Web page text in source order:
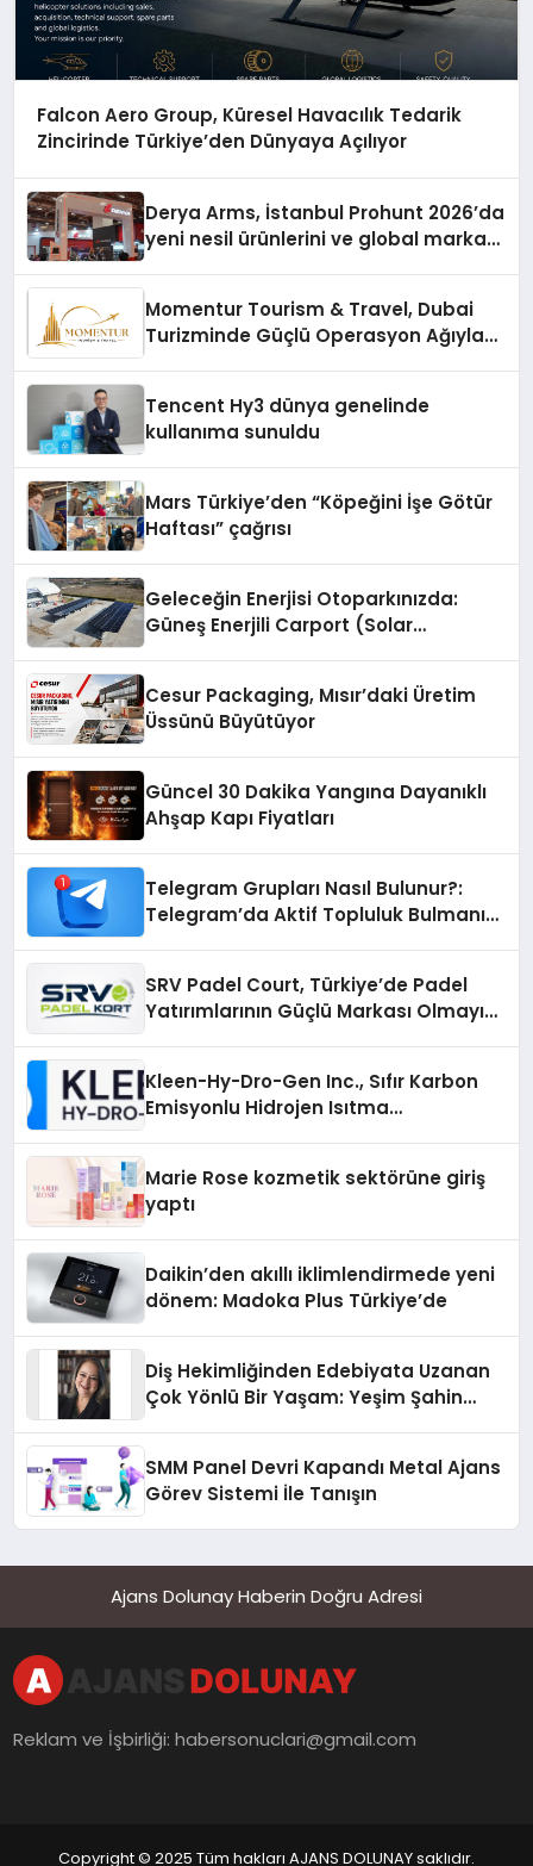
Falcon Aero Group, Küresel Havacılık Tedarik
Zincirinde Türkiye’den Dünyaya Açılıyor
Derya Arms, İstanbul Prohunt 2026’da
yeni nesil ürünlerini ve global marka
Momentur Tourism & Travel, Dubai
Turizminde Güçlü Operasyon Ağıyla
Tencent Hy3 dünya genelinde
kullanıma sunuldu
Mars Türkiye’den “Köpeğini İşe Götür
Haftası” çağrısı
Geleceğin Enerjisi Otoparkınızda:
Güneş Enerjili Carport (Solar
Cesur Packaging, Mısır’daki Üretim
Üssünü Büyütüyor
Güncel 30 Dakika Yangına Dayanıklı
Ahşap Kapı Fiyatları
Telegram Grupları Nasıl Bulunur?:
Telegram’da Aktif Topluluk Bulmanın
SRV Padel Court, Türkiye’de Padel
Yatırımlarının Güçlü Markası Olmayı
Kleen-Hy-Dro-Gen Inc., Sıfır Karbon
Emisyonlu Hidrojen Isıtma
Marie Rose kozmetik sektörüne giriş
yaptı
Daikin’den akıllı iklimlendirmede yeni
dönem: Madoka Plus Türkiye’de
Diş Hekimliğinden Edebiyata Uzanan
Çok Yönlü Bir Yaşam: Yeşim Şahin
SMM Panel Devri Kapandı Metal Ajans
Görev Sistemi İle Tanışın
Ajans Dolunay Haberin Doğru Adresi
Reklam ve İşbirliği:habersonuclari@gmail.com
Copyright © 2025 Tüm hakları AJANS DOLUNAY saklıdır.